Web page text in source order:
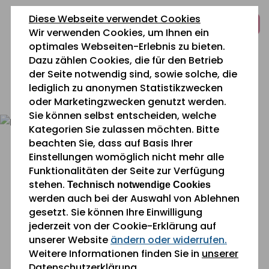
Diese Webseite verwendet Cookies
Wir verwenden Cookies, um Ihnen ein
optimales Webseiten-Erlebnis zu bieten.
Dazu zählen Cookies, die für den Betrieb
der Seite notwendig sind, sowie solche, die
lediglich zu anonymen Statistikzwecken
oder Marketingzwecken genutzt werden.
Sie können selbst entscheiden, welche
Kategorien Sie zulassen möchten. Bitte
beachten Sie, dass auf Basis Ihrer
Einstellungen womöglich nicht mehr alle
Funktionalitäten der Seite zur Verfügung
stehen. Technisch notwendige Cookies
werden auch bei der Auswahl von Ablehnen
gesetzt. Sie können Ihre Einwilligung
jederzeit von der Cookie-Erklärung auf
unserer Website ändern oder widerrufen.
Weitere Informationen finden Sie in unserer
zum
Inhalt
springen
zur
Navigation
springen
zum
Fußbereich
springen
0 26 42 40 60
Sie befinden sich gerade hier:Leistungen» Leben
und Wohnen
Leben und Wohnen im